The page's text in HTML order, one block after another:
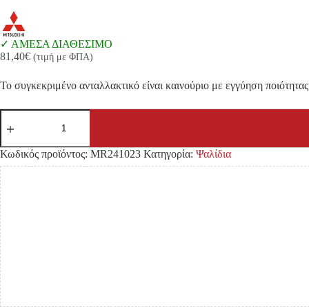
ΑΜΕΣΑ ΔΙΑΘΕΣΙΜΟ
81,40€ (τιμή με ΦΠΑ)
Το συγκεκριμένο ανταλλακτικό είναι καινούριο με εγγύηση
ΨΑΛΙΔΙ
MITSUBISHI
'97-
'05
K64
2WD
ΑΝΩ
ΑΡΙΣΤΕΡΑ
ποσότητα
Κωδικός προϊόντος: MR241023 Κατηγορία: Ψαλίδια